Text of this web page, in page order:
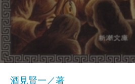
酒見賢一／著